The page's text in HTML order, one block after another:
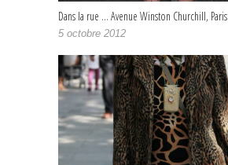
Dans la rue … Avenue Winston Churchill, Paris
5 octobre 2012